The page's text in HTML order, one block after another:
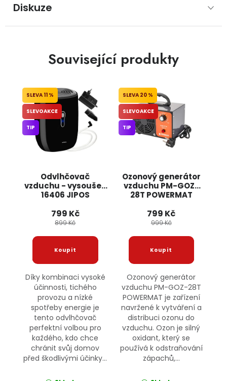
Diskuze
Související produkty
Odvlhčovač
vzduchu - vysoušeč
16406 JIPOS
11 %
SLEVOAKCE
TIP
799 Kč
899 Kč
Díky kombinaci vysoké
účinnosti, tichého
provozu a nízké
spotřeby energie je
tento odvlhčovač
perfektní volbou pro
každého, kdo chce
chránit svůj domov
před škodlivými účinky...
Ozonový generátor
vzduchu PM-GOZ-
28T POWERMAT
20 %
SLEVOAKCE
TIP
799 Kč
999 Kč
Ozonový generátor
vzduchu PM-GOZ-28T
POWERMAT je zařízení
navržené k vytváření a
distribuci ozonu do
vzduchu. Ozon je silný
oxidant, který se
používá k odstraňování
zápachů,...